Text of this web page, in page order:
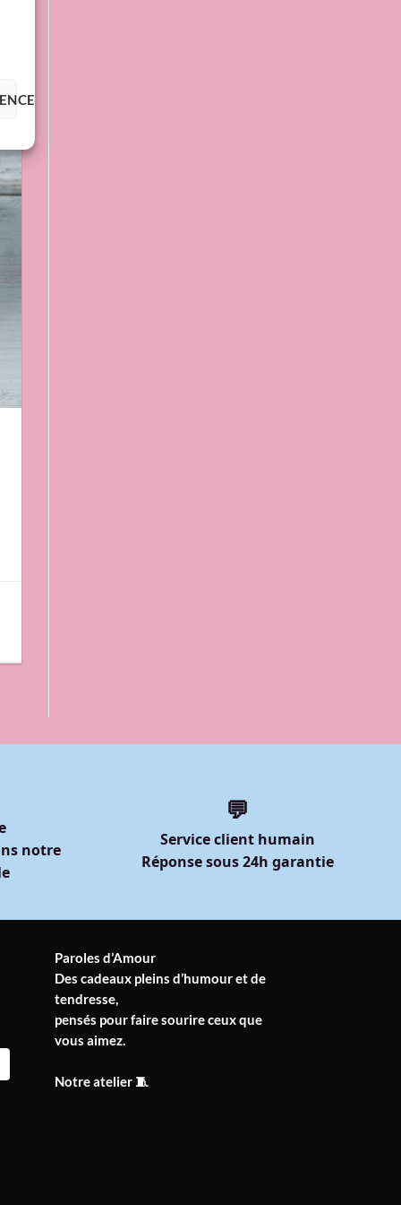
notre
💬
Service client humain
Réponse sous 24h garantie
Paroles d’Amour
Des cadeaux pleins d’humour et de
tendresse,
pensés pour faire sourire ceux que
vous aimez.
Notre atelier 🧵